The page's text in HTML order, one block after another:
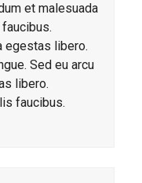
et malesuada
egestas libero.
Sed eu arcu
libero.
faucibus.